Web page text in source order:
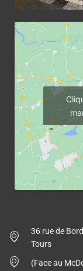
36 rue de
Tours
(Face au